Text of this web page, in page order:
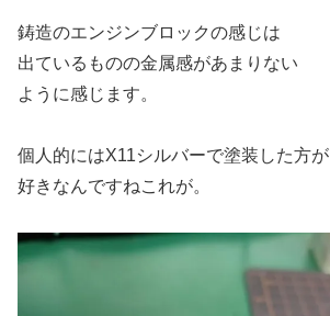
鋳造のエンジンブロックの感じは
出ているものの金属感があまりない
ように感じます。
個人的にはX11シルバーで塗装した方が
好きなんですねこれが。